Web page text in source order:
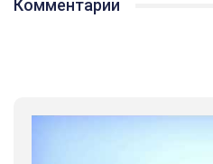
Комментарии